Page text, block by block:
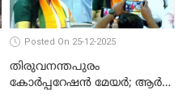
Posted On 25-12-2025
തിരുവനന്തപുരം
കോര്‍പ്പറേഷന്‍ മേയർ; ആര്‍